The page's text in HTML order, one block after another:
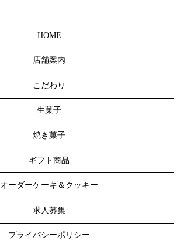
HOME
店舗案内
こだわり
生菓子
焼き菓子
ギフト商品
オーダーケーキ＆クッキー
求人募集
プライバシーポリシー